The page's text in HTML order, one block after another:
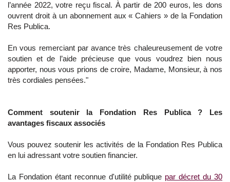
l’année 2022, votre reçu fiscal. À partir de 200 euros, les dons
ouvrent droit à un abonnement aux « Cahiers » de la Fondation
Res Publica.
En vous remerciant par avance très chaleureusement de votre
soutien et de l’aide précieuse que vous voudrez bien nous
apporter, nous vous prions de croire, Madame, Monsieur, à nos
très cordiales pensées."
Comment soutenir la Fondation Res Publica ? Les
avantages fiscaux associés
Vous pouvez soutenir les activités de la Fondation Res Publica
en lui adressant votre soutien financier.
La Fondation étant reconnue d'utilité publique par décret du 30